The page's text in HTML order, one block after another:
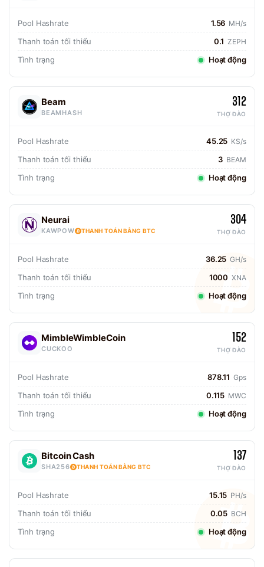
Pool Hashrate 1.56 MH/s
Thanh toán tối thiểu 0.1 ZEPH
Tình trạng Hoạt động
Beam
BEAMHASH
312
THỢ ĐÀO
Pool Hashrate 45.25 KS/s
Thanh toán tối thiểu 3 BEAM
Tình trạng Hoạt động
Neurai
KAWPOW THANH TOÁN BẰNG BTC
304
THỢ ĐÀO
Pool Hashrate 36.25 GH/s
Thanh toán tối thiểu 1000 XNA
Tình trạng Hoạt động
MimbleWimbleCoin
CUCKOO
152
THỢ ĐÀO
Pool Hashrate 878.11 Gps
Thanh toán tối thiểu 0.115 MWC
Tình trạng Hoạt động
Bitcoin Cash
SHA256 THANH TOÁN BẰNG BTC
137
THỢ ĐÀO
Pool Hashrate 15.15 PH/s
Thanh toán tối thiểu 0.05 BCH
Tình trạng Hoạt động